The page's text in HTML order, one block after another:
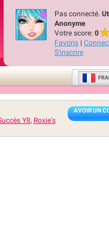
Pas connecté.
Anonyme
Votre score: 0
Favoris |
S'inscrire
AVOIR UN
Y8, Roxie's